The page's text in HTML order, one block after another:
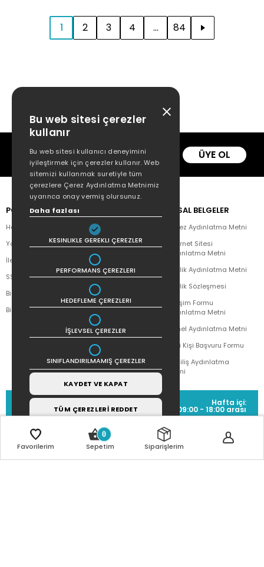
Favorilerim
0
Sepetim Siparişlerim
1 2 3 4 ... 84
haberdar olmak için e-
bültenimize kayıt olun.
ÜYE OL
POPÜLER
Hakkımızda
Yazar Listesi
İletişim
SSS
Bizden Haberler
Bilgi Toplumu Hizmetleri
Doğan Kitap
CEO Plus
Doğan Novus
Doğan SoLibri
Dex Kitap
Doğan Çocuk
YASAL BELGELER
Çerez Aydınlatma Metni
İnternet Sitesi
Aydınlatma Metni
Üyelik Aydınlatma Metni
Üyelik Sözleşmesi
İletişim Formu
Aydınlatma Metni
Genel Aydınlatma Metni
İlgili Kişi Başvuru Formu
Çekiliş Aydınlatma
Metni
MÜŞTERİ HİZMETLERİ
(0212) 373 77 00
Hafta içi:
09:00 - 18:00 arası
Bu web sitesi çerezler
kullanır
Bu web sitesi kullanıcı deneyimini
iyileştirmek için çerezler kullanır. Web
sitemizi kullanmak suretiyle tüm
çerezlere Çerez Aydınlatma Metnimiz
uyarınca onay vermiş olursunuz.
Daha fazlası
KESINLIKLE GEREKLI ÇEREZLER
PERFORMANS ÇEREZLERI
HEDEFLEME ÇEREZLERI
İŞLEVSEL ÇEREZLER
SINIFLANDIRILMAMIŞ ÇEREZLER
KAYDET VE KAPAT
TÜM ÇEREZLERİ REDDET